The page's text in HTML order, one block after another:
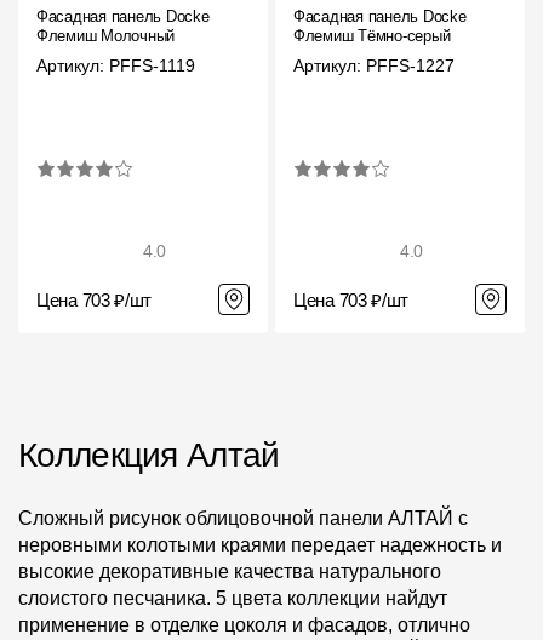
Фасадная панель Docke
Флемиш Молочный
Артикул: PFFS-1119
4.0
Цена 703 ₽/шт
Фасадная панель Docke
Флемиш Тёмно-серый
Артикул: PFFS-1227
4.0
Цена 703 ₽/шт
Коллекция Алтай
Сложный рисунок облицовочной панели АЛТАЙ c
неровными колотыми краями передает надежность и
высокие декоративные качества натурального
слоистого песчаника. 5 цвета коллекции найдут
применение в отделке цоколя и фасадов, отлично